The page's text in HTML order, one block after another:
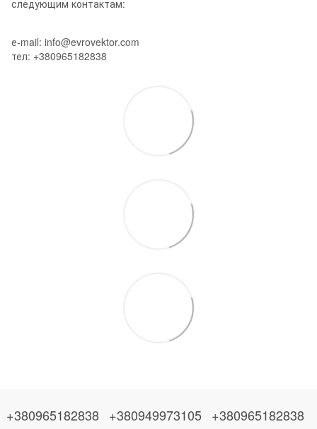
следующим контактам:
е-mail: info@evrovektor.com
тел: +380965182838
+380965182838 +380949973105 +380965182838